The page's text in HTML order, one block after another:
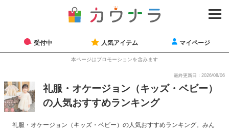
受付中 人気アイテム マイページ
本ページはプロモーションを含みます
最終更新日：2026/08/06
礼服・オケージョン（キッズ・ベビー）
の人気おすすめランキング
礼服・オケージョン（キッズ・ベビー）の人気おすすめランキング。みん